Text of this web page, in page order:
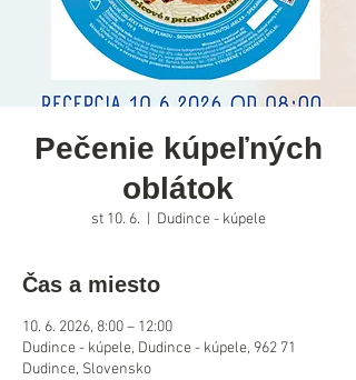
Pečenie kúpeľných
oblátok
st 10. 6. Dudince - kúpele
Čas a miesto
10. 6. 2026, 8:00 – 12:00
Dudince - kúpele, Dudince - kúpele, 962 71
Dudince, Slovensko